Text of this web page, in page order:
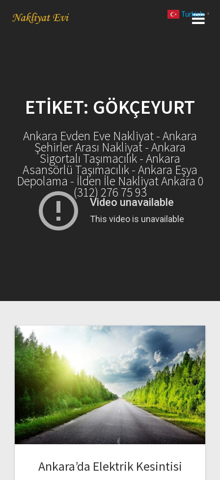
ETIKET: GÖKÇEYURT
Ankara Evden Eve Nakliyat - Ankara
Şehirler Arası Nakliyat - Ankara
Sigortalı Taşımacılık - Ankara
Asansörlü Taşımacılık - Ankara Eşya
Depolama - İlden İle Nakliyat Ankara 0
(312) 276 75 93
Ankara’da Elektrik Kesintisi
Turkish ▼